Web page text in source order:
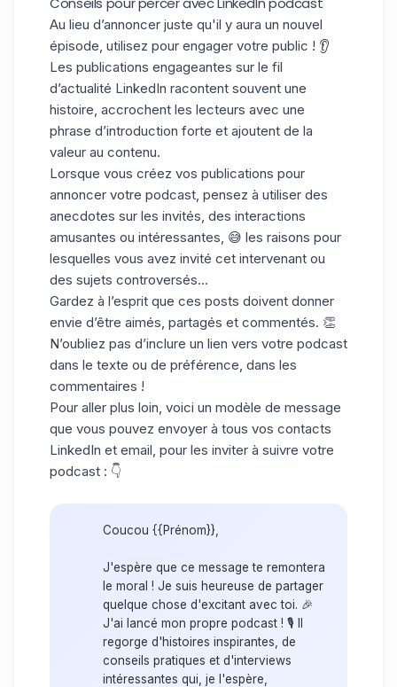
Au lieu d’annoncer juste qu'il y aura un nouvel
épisode, utilisez pour engager votre public ! 👂
Les publications engageantes sur le fil
d’actualité LinkedIn racontent souvent une
histoire, accrochent les lecteurs avec une
phrase d’introduction forte et ajoutent de la
valeur au contenu.
Lorsque vous créez vos publications pour
annoncer votre podcast, pensez à utiliser des
anecdotes sur les invités, des interactions
amusantes ou intéressantes, 😅 les raisons pour
lesquelles vous avez invité cet intervenant ou
des sujets controversés...
Gardez à l’esprit que ces posts doivent donner
envie d’être aimés, partagés et commentés. 👏
N’oubliez pas d’inclure un lien vers votre podcast
dans le texte ou de préférence, dans les
commentaires !
Pour aller plus loin, voici un modèle de message
que vous pouvez envoyer à tous vos contacts
LinkedIn et email, pour les inviter à suivre votre
podcast : 👇
Coucou {{Prénom}},
J'espère que ce message te remontera
le moral ! Je suis heureuse de partager
quelque chose d'excitant avec toi. 🎉
J'ai lancé mon propre podcast ! 🎙️ Il
regorge d'histoires inspirantes, de
conseils pratiques et d'interviews
intéressantes qui, je l'espère,